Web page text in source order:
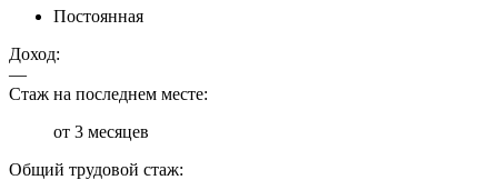
Постоянная
Доход:
—
Стаж на последнем месте:
от 3 месяцев
Общий трудовой стаж: